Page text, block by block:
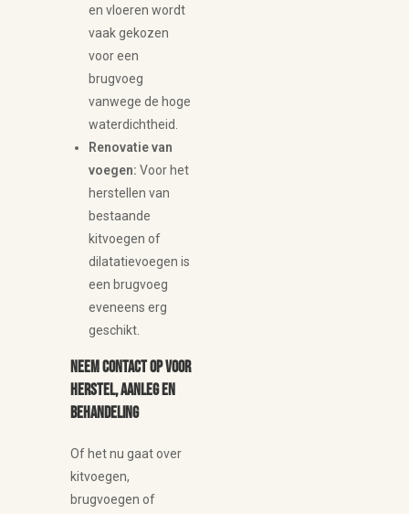
en vloeren wordt
vaak gekozen
voor een
brugvoeg
vanwege de hoge
waterdichtheid.
Renovatie van
voegen: Voor het
herstellen van
bestaande
kitvoegen of
dilatatievoegen is
een brugvoeg
eveneens erg
geschikt.
Neem contact op voor
herstel, aanleg en
behandeling
Of het nu gaat over
kitvoegen,
brugvoegen of